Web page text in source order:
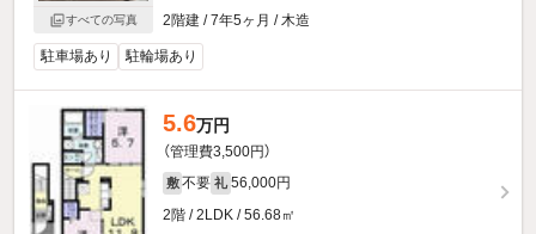
すべての写真
2階建 / 7年5ヶ月 / 木造
駐車場あり 駐輪場あり
5.6万円
（管理費3,500円）
敷 不要 礼 56,000円
2階 / 2LDK / 56.68㎡